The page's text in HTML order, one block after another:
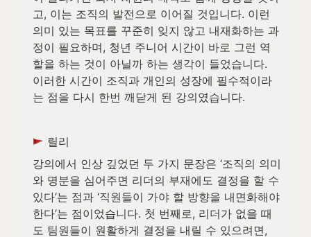
고, 이는 조직의 발전으로 이어질 것입니다. 이런
의미 있는 목표를 꾸준히 잊지 않고 내재화하는 과
정이 필요하며, 청년 주니어 시간이 바로 그런 역
할을 하는 것이 아닐까 하는 생각이 들었습니다.
이러한 시간이 조직과 개인의 성장에 필수적이라
는 점을 다시 한번 깨닫게 된 강의였습니다.
릴리
강의에서 인상 깊었던 두 가지 문장은 ‘조직의 의미
와 명분을 심어주면 리더의 부재에도 결정을 할 수
있다’는 점과 ‘직원들이 가야 할 방향을 내면화해야
한다’는 점이었습니다. 첫 번째로, 리더가 없을 때
도 팀원들이 원활하게 결정을 내릴 수 있으려면,